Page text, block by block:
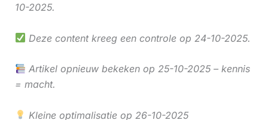
10-2025.
Deze content kreeg een controle op 24-10-2025.
Artikel opnieuw bekeken op 25-10-2025 – kennis
= macht.
Kleine optimalisatie op 26-10-2025